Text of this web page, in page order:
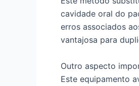
cavidade oral do
erros associados
vantajosa para
Outro aspecto
Este equipamento